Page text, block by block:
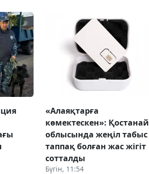
«Алаяқтарға
көмектескен»: Қостанай
облысында жеңіл табыс
таппақ болған жас жігіт
сотталды
Бүгін, 11:54